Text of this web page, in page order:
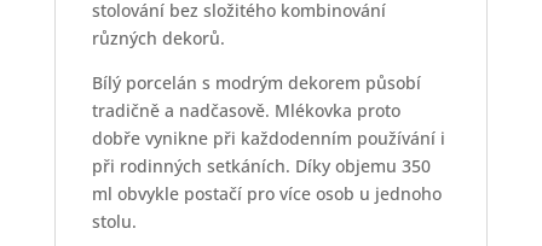
stolování bez složitého kombinování
různých dekorů.
Bílý porcelán s modrým dekorem působí
tradičně a nadčasově. Mlékovka proto
dobře vynikne při každodenním používání i
při rodinných setkáních. Díky objemu 350
ml obvykle postačí pro více osob u jednoho
stolu.